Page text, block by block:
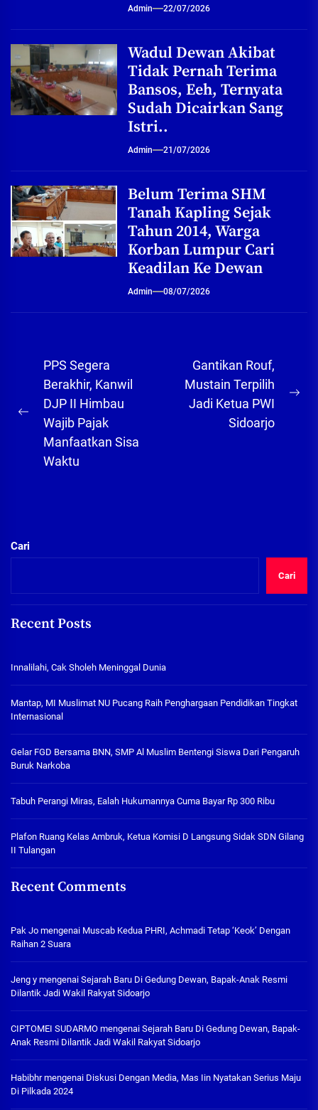
Admin 22/07/2026
Wadul Dewan Akibat
Tidak Pernah Terima
Bansos, Eeh, Ternyata
Sudah Dicairkan Sang
Istri..
Admin 21/07/2026
Belum Terima SHM
Tanah Kapling Sejak
Tahun 2014, Warga
Korban Lumpur Cari
Keadilan Ke Dewan
Admin 08/07/2026
Navigasi
pos
Previous
post:
PPS Segera
Berakhir, Kanwil
DJP II Himbau
Wajib Pajak
Manfaatkan Sisa
Waktu
Gantikan Rouf,
Mustain Terpilih
Jadi Ketua PWI
Sidoarjo
Cari
Cari
Recent Posts
Innalilahi, Cak Sholeh Meninggal Dunia
Mantap, MI Muslimat NU Pucang Raih Penghargaan Pendidikan Tingkat
Internasional
Gelar FGD Bersama BNN, SMP Al Muslim Bentengi Siswa Dari Pengaruh
Buruk Narkoba
Tabuh Perangi Miras, Ealah Hukumannya Cuma Bayar Rp 300 Ribu
Plafon Ruang Kelas Ambruk, Ketua Komisi D Langsung Sidak SDN Gilang
II Tulangan
Recent Comments
Pak Jo mengenai Muscab Kedua PHRI, Achmadi Tetap ‘Keok’ Dengan
Raihan 2 Suara
Jeng y mengenai Sejarah Baru Di Gedung Dewan, Bapak-Anak Resmi
Dilantik Jadi Wakil Rakyat Sidoarjo
CIPTOMEI SUDARMO mengenai Sejarah Baru Di Gedung Dewan, Bapak-
Anak Resmi Dilantik Jadi Wakil Rakyat Sidoarjo
Habibhrmengenai Diskusi Dengan Media, Mas Iin Nyatakan Serius Maju
Di Pilkada 2024